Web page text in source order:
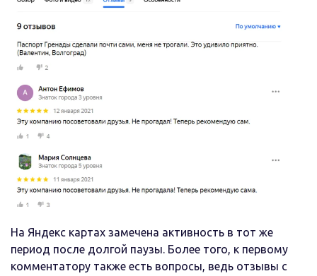
На Яндекс картах замечена активность в тот же
период после долгой паузы. Более того, к первому
комментатору также есть вопросы, ведь отзывы с